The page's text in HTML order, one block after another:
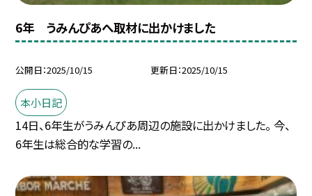
6年 うみんぴあへ取材に出かけました
公開日 2025/10/15 更新日 2025/10/15
本小日記
14日、6年生がうみんぴあ周辺の施設に出かけました。 今、
6年生は総合的な学習の...